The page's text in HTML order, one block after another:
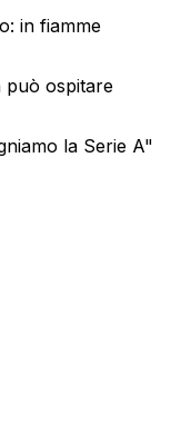
in fiamme
può ospitare
la Serie A"